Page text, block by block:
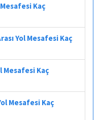
Kaç
Yol Mesafesi Kaç
Mesafesi Kaç
Mesafesi Kaç